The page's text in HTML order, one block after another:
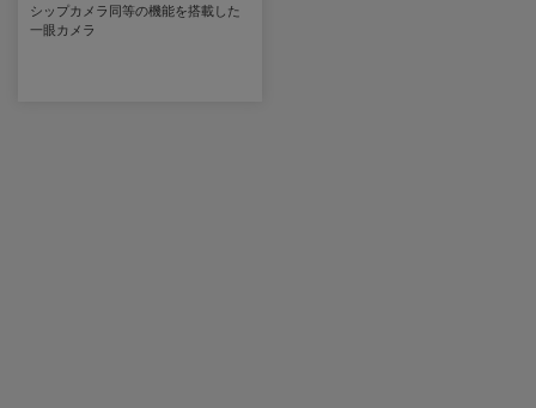
シップカメラ同等の機能を搭載した
一眼カメラ